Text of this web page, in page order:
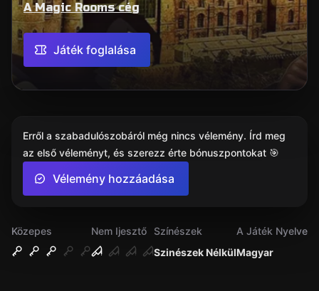
A Magic Rooms cég
Játék foglalása
Közepes
Nem Ijesztő
Szinészek Nélkül
Színészek
Magyar
A Játék Nyelve
Erről a szabadulószobáról még nincs vélemény. Írd meg
az első véleményt, és szerezz érte bónuszpontokat 🎯
Vélemény hozzáadása